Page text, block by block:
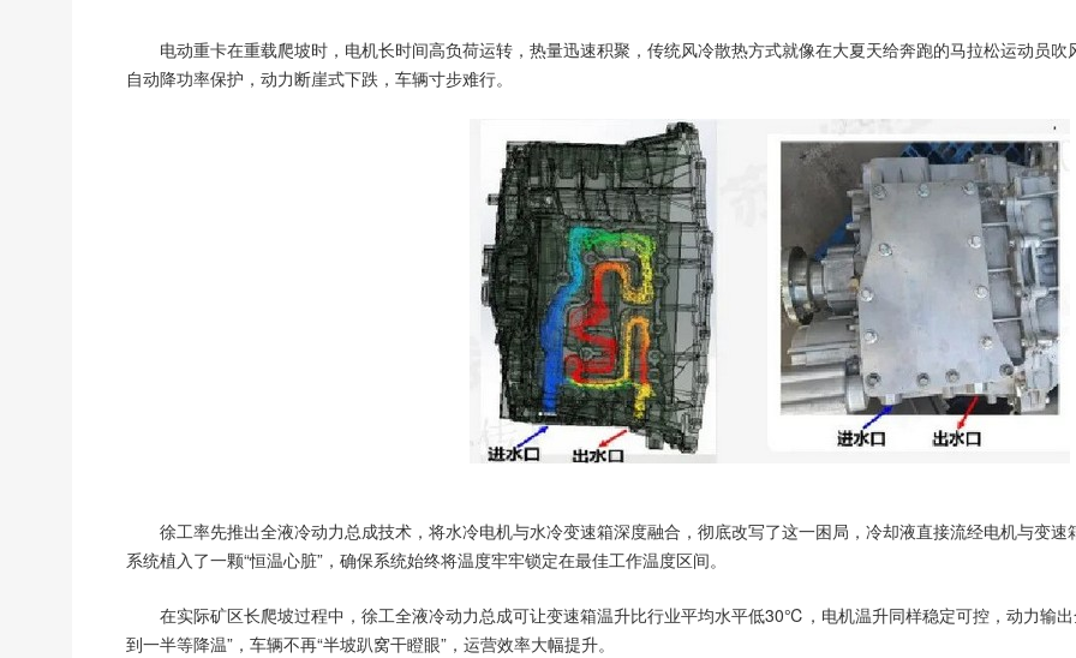
电动重卡在重载爬坡时，电机长时间高负荷运转，热量迅速积聚，传统风冷散热方式就像在大夏天给奔跑的马拉松运动员
自动降功率保护，动力断崖式下跌，车辆寸步难行。
徐工率先推出全液冷动力总成技术，将水冷电机与水冷变速箱深度融合，彻底改写了这一困局，冷却液直接流经电机与变
系统植入了一颗“恒温心脏”，确保系统始终将温度牢牢锁定在最佳工作温度区间。
在实际矿区长爬坡过程中，徐工全液冷动力总成可让变速箱温升比行业平均水平低30℃，电机温升同样稳定可控，动力输
到一半等降温”，车辆不再“半坡趴窝干瞪眼”，运营效率大幅提升。